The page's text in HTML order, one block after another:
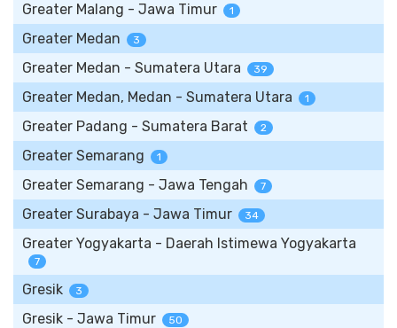
Greater Malang - Jawa Timur 1
Greater Medan 3
Greater Medan - Sumatera Utara 39
Greater Medan, Medan - Sumatera Utara 1
Greater Padang - Sumatera Barat 2
Greater Semarang 1
Greater Semarang - Jawa Tengah 7
Greater Surabaya - Jawa Timur 34
Greater Yogyakarta - Daerah Istimewa Yogyakarta
7
Gresik 3
Gresik - Jawa Timur 50